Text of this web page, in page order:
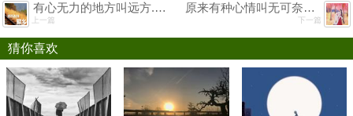
有心无力的地方叫远方.想回又很难回的地方叫故乡.
上一篇
原来有种心情叫无可奈何,有种感觉叫有心无力.
下一篇
猜你喜欢